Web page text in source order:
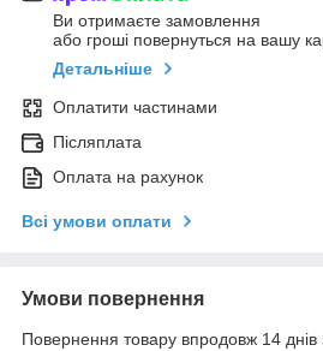
Ви отримаєте замовлення
або гроші повернуться на вашу
Детальніше
Оплатити частинами
Післяплата
Оплата на рахунок
Всі умови оплати
Умови повернення
Повернення товару впродовж 14 днів